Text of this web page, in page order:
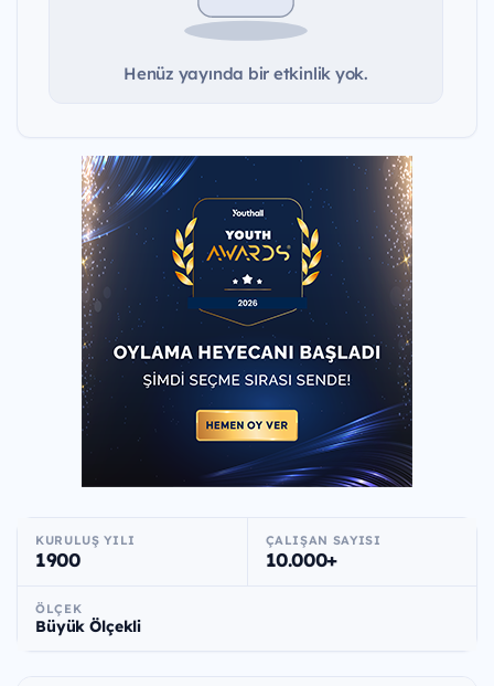
Henüz yayında bir etkinlik yok.
KURULUŞ YILI
1900
ÇALIŞAN SAYISI
10.000+
ÖLÇEK
Büyük Ölçekli